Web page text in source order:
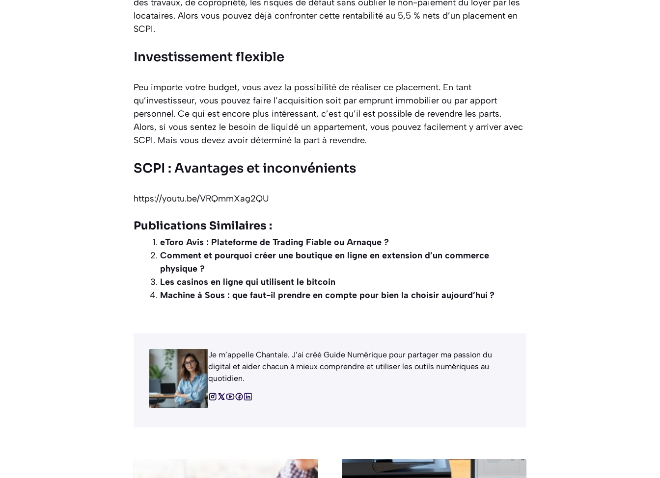
des travaux, de copropriété, les risques de défaut sans oublier le non-paiement du loyer par les
locataires. Alors vous pouvez déjà confronter cette rentabilité au 5,5 % nets d’un placement en
SCPI.
Investissement flexible
Peu importe votre budget, vous avez la possibilité de réaliser ce placement. En tant
qu’investisseur, vous pouvez faire l’acquisition soit par emprunt immobilier ou par apport
personnel. Ce qui est encore plus intéressant, c’est qu’il est possible de revendre les parts.
Alors, si vous sentez le besoin de liquidé un appartement, vous pouvez facilement y arriver avec
SCPI. Mais vous devez avoir déterminé la part à revendre.
SCPI : Avantages et inconvénients
https://youtu.be/VRQmmXag2QU
Publications Similaires :
eToro Avis : Plateforme de Trading Fiable ou Arnaque ?
Comment et pourquoi créer une boutique en ligne en extension d’un commerce
physique ?
Les casinos en ligne qui utilisent le bitcoin
Machine à Sous : que faut-il prendre en compte pour bien la choisir aujourd’hui ?
Je m’appelle Chantale. J’ai créé Guide Numérique pour partager ma passion du
digital et aider chacun à mieux comprendre et utiliser les outils numériques au
quotidien.